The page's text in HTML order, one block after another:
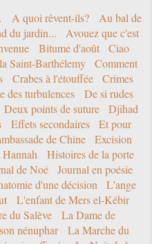
A quoi rêvent-ils?
Au bal de
du jardin...
Avouez que c'est
Bitume d'août
Ciao
Saint-Barthélemy
Comment
Crabes à l'étouffée
Crimes
des turbulences
De si rudes
Deux points de suture
Djihad
Effets secondaires
Et pour
de Chine
Excision
Hannah
Histoires de la porte
de Noé
Journal en poésie
d'une décision
L'ange
L'enfant de Mers el-Kébir
du Salève
La Dame de
nénuphar
La Marche du